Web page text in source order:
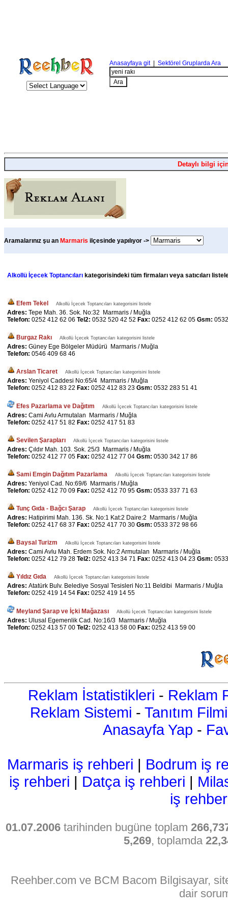
Anasayfaya git| Sektörel Gruplarda Ara
Detaylı bilgi
Aramalarınız şu an Marmaris ilçesinde yapılıyor ->
Alkollü İçecek Toptancıları kategorisindeki tüm firmaları veya satıcıları
Efem Tekel Alkollü İçecek Toptancıları kategorisini listele
Adres: Tepe Mah. 36. Sok. No:32 Marmaris / Muğla
Telefon: 0252 412 62 06 Tel2: 0532 520 42 52 Fax: 0252 412 62 05 Gsm:
Burgaz Rakı Alkollü İçecek Toptancıları kategorisini listele
Adres: Güney Ege Bölgeler Müdürü Marmaris / Muğla
Telefon: 0546 409 68 46
Arslan Ticaret Alkollü İçecek Toptancıları kategorisini listele
Adres: Yeniyol Caddesi No:65/4 Marmaris / Muğla
Telefon: 0252 412 83 22 Fax: 0252 412 83 23 Gsm: 0532 283 51 41
Efes Pazarlama ve Dağıtım Alkollü İçecek Toptancıları kategorisini listele
Adres: Cami Avlu Armutalan Marmaris / Muğla
Telefon: 0252 417 51 82 Fax: 0252 417 51 83
Sevilen Şarapları Alkollü İçecek Toptancıları kategorisini listele
Adres: Çıldır Mah. 103. Sok. 25/3 Marmaris / Muğla
Telefon: 0252 412 77 05 Fax: 0252 412 77 04 Gsm: 0530 342 17 86
Sami Emgin Dağıtım Pazarlama Alkollü İçecek Toptancıları kategorisini listele
Adres: Yeniyol Cad. No:69/6 Marmaris / Muğla
Telefon: 0252 412 70 09 Fax: 0252 412 70 95 Gsm: 0533 337 71 63
Tunç Gıda - Bağcı Şarap Alkollü İçecek Toptancıları kategorisini listele
Adres: Hatipirimi Mah. 136. Sk. No:1 Kat:2 Daire:2 Marmaris / Muğla
Telefon: 0252 417 68 37 Fax: 0252 417 70 30 Gsm: 0533 372 98 66
Baysal Turizm Alkollü İçecek Toptancıları kategorisini listele
Adres: Cami Avlu Mah. Erdem Sok. No:2 Armutalan Marmaris / Muğla
Telefon: 0252 412 79 28 Tel2: 0252 413 34 71 Fax: 0252 413 04 23 Gsm:
Yıldız Gıda Alkollü İçecek Toptancıları kategorisini listele
Adres: Atatürk Bulv. Belediye Sosyal Tesisleri No:11 Beldibi Marmaris / Muğla
Telefon: 0252 419 14 54 Fax: 0252 419 14 55
Meyland Şarap ve İçki Mağazası Alkollü İçecek Toptancıları kategorisini listele
Adres: Ulusal Egemenlik Cad. No:16/3 Marmaris / Muğla
Telefon: 0252 413 57 00 Tel2: 0252 413 58 00 Fax: 0252 413 59 00
Reklam İstatistikleri - Reklam
Reklam Sistemi - Tanıtım Filmi
Anasayfa Yap -
Marmaris iş rehberi | Bodrum iş
iş rehberi | Datça iş rehberi |
iş
01.07.2006 tarihinden bugüne toplam
5,269, toplamda
Reehber.com ve BCM Bacom Bilgisayar,
dair